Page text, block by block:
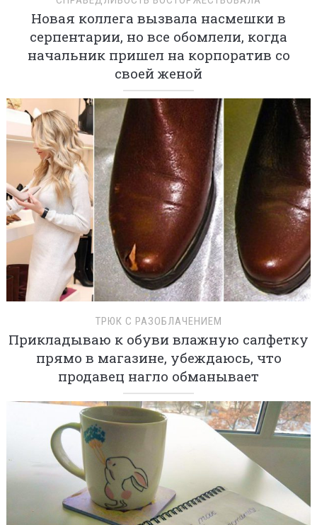
Новая коллега вызвала насмешки в
серпентарии, но все обомлели, когда
начальник пришел на корпоратив со
своей женой
ТРЮК С РАЗОБЛАЧЕНИЕМ
Прикладываю к обуви влажную салфетку
прямо в магазине, убеждаюсь, что
продавец нагло обманывает